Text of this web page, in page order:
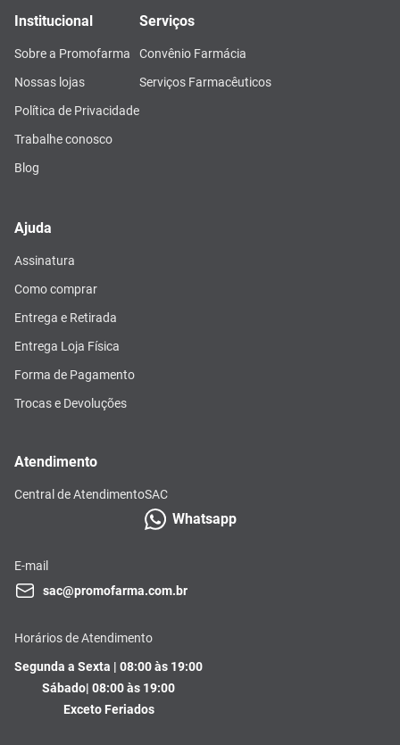
Institucional
Sobre a Promofarma
Nossas lojas
Política de Privacidade
Trabalhe conosco
Blog
Serviços
Convênio Farmácia
Serviços Farmacêuticos
Ajuda
Assinatura
Como comprar
Entrega e Retirada
Entrega Loja Física
Forma de Pagamento
Trocas e Devoluções
Atendimento
Central de AtendimentoSAC
Whatsapp
E-mail
sac@promofarma.com.br
Horários de Atendimento
Segunda a Sexta | 08:00 às 19:00
Sábado| 08:00 às 19:00
Exceto Feriados